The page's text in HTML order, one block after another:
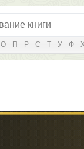
О П Р С Т У Ф